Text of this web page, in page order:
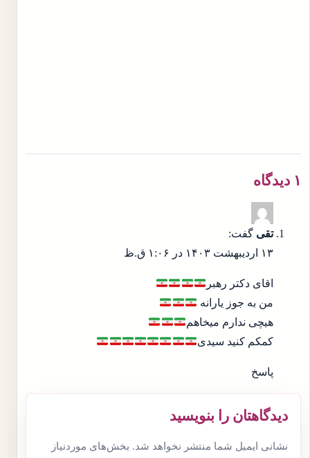
۱ دیدگاه
تقی گفت:
۱۳ اردیبهشت ۱۴۰۳ در ۱:۰۶ ق.ظ
اقای دکتر رهبر
من به جوز یارانه
هیچی ندارم میخاهم
کمکم کنید سیدی
پاسخ
دیدگاهتان را بنویسید
نشانی ایمیل شما منتشر نخواهد شد. بخش‌های موردنیاز